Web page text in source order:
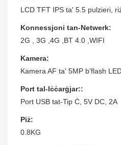
LCD TFT IPS ta' 5.5 pulzieri,
Konnessjoni tan-Netwerk:
2G , 3G ,4G ,BT 4.0 ,WIFI
Kamera:
Kamera AF ta' 5MP b'flash
Port tal-Iċċarġjar::
Port USB tat-Tip Ċ, 5V DC, 2A
Piż:
0.8KG